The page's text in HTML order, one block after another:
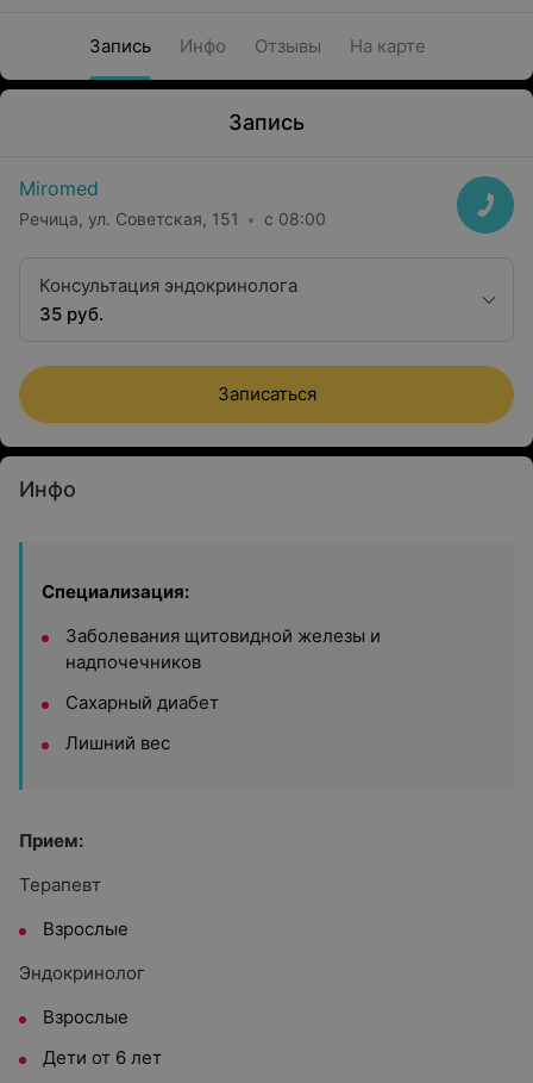
Запись Инфо Отзывы На карте
Запись
Miromed
Речица, ул. Советская, 151 с 08:00
Консультация эндокринолога
35 руб.
Записаться
Инфо
Специализация:
Заболевания щитовидной железы и
надпочечников
Сахарный диабет
Лишний вес
Прием:
Терапевт
Взрослые
Эндокринолог
Взрослые
Дети от 6 лет